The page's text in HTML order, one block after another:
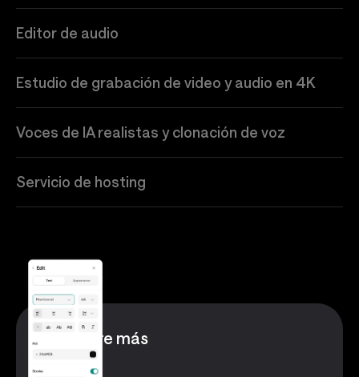
Editor de audio
Estudio de grabación de video y audio en 4K
Voces de IA realistas y clonación de voz
Servicio de hosting
Descubre más